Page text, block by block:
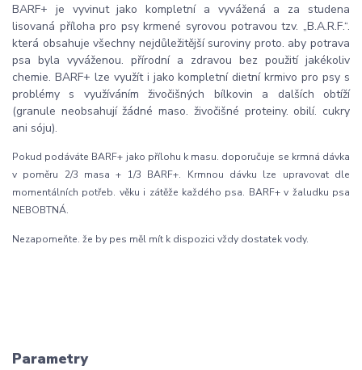
BARF+ je vyvinut jako kompletní a vyvážená a za studena
lisovaná příloha pro psy krmené syrovou potravou tzv. „B.A.R.F.“.
která obsahuje všechny nejdůležitější suroviny proto. aby potrava
psa byla vyváženou. přírodní a zdravou bez použití jakékoliv
chemie. BARF+ lze využít i jako kompletní dietní krmivo pro psy s
problémy s využíváním živočišných bílkovin a dalších obtíží
(granule neobsahují žádné maso. živočišné proteiny. obilí. cukry
ani sóju).
Pokud podáváte BARF+ jako přílohu k masu. doporučuje se krmná dávka
v poměru 2/3 masa + 1/3 BARF+. Krmnou dávku lze upravovat dle
momentálních potřeb. věku i zátěže každého psa. BARF+ v žaludku psa
NEBOBTNÁ.
Nezapomeňte. že by pes měl mít k dispozici vždy dostatek vody.
Parametry